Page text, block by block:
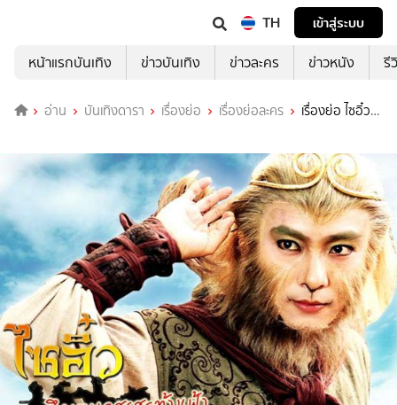
TH
เข้าสู่ระบบ
หน้าแรกบันเทิง
ข่าวบันเทิง ข่าวละคร ข่าวหนัง รี
อ่าน บันเทิงดารา เรื่องย่อ เรื่องย่อละคร
เรื่องย่อ ไซอิ๋ว